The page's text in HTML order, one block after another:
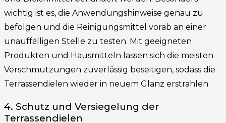
wichtig ist es, die Anwendungshinweise genau zu
befolgen und die Reinigungsmittel vorab an einer
unauffälligen Stelle zu testen. Mit geeigneten
Produkten und Hausmitteln lassen sich die meisten
Verschmutzungen zuverlässig beseitigen, sodass die
Terrassendielen wieder in neuem Glanz erstrahlen.
4. Schutz und Versiegelung der
Terrassendielen